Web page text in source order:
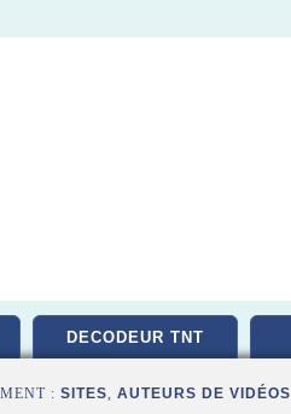
DECODEUR TNT
: SITES, AUTEURS DE VIDÉOS